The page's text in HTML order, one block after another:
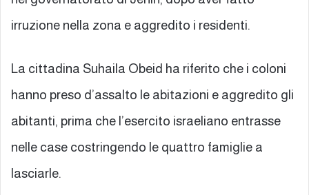
irruzione nella zona e aggredito i residenti.
La cittadina Suhaila Obeid ha riferito che i coloni
hanno preso d’assalto le abitazioni e aggredito gli
abitanti, prima che l’esercito israeliano entrasse
nelle case costringendo le quattro famiglie a
lasciarle.